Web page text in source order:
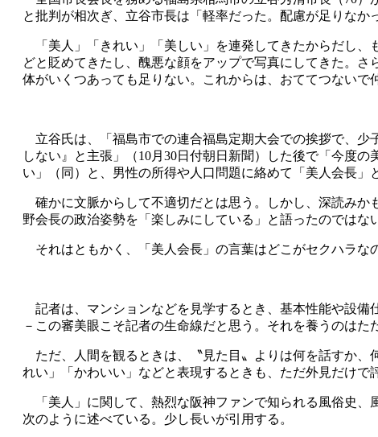
と批判が相次ぎ、立谷市長は「軽率だった。配慮が足りなか
「美人」「きれい」「美しい」を連発してきたからだし、
どと貶めてきたし、醜悪な顔をアップで写真にしてきた。
体がいくつあっても足りない。これからは、おててつないで
立谷氏は、「福島市での連合福島定期大会での挨拶で、少
しない』と主張」（10月30日付朝日新聞）した後で「今度
い」（同）と、男性の所得や人口問題に絡めて「美人会長」
確かに文脈からして不適切だとは思う。しかし、深読みか
野会長の政治姿勢を「楽しみにしている」と語ったのではな
それはともかく、「美人会長」の言葉はどこがセクハラな
記者は、マンションなどを見学するとき、基本性能や設備
－この審美眼こそ記者の生命線だと思う。それを養うのはた
ただ、人間を観るときは、〝見た目〟よりは何を話すか、
れい」「かわいい」などと表現するときも、ただ外見だけで
「美人」に関して、熱烈な阪神ファンで知られる風俗史、
次のように述べている。少し長いが引用する。